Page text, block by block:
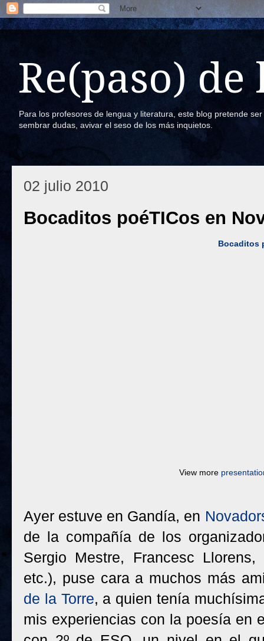
Re(paso) de
Para los profesores de lengua y literatura, este blog pretende
sembrar dudas, avivar el seso de los más inquietos.
02 julio 2010
Bocaditos poéTICos en
Bocaditos
View more
Ayer estuve en Gandía, en
de la compañía de los
Sergio Mestre, Francesc
etc.), puse cara a muchos más
de la Torre, a quien tenía
mis experiencias con la poesía en